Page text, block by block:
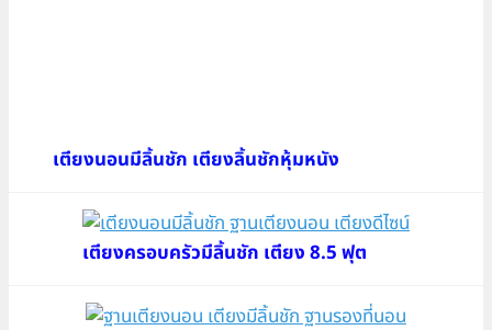
เตียงนอนมีลิ้นชัก เตียงลิ้นชักหุ้มหนัง
เตียงครอบครัวมีลิ้นชัก เตียง 8.5 ฟุต